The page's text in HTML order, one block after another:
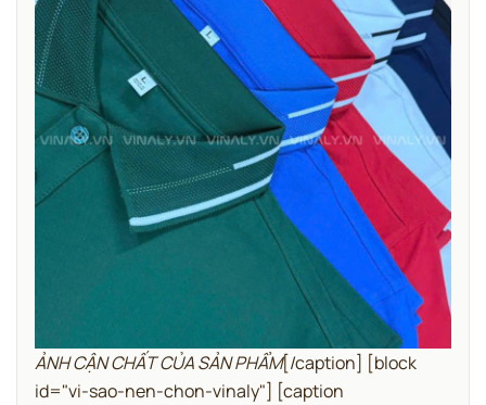
ẢNH CẬN CHẤT CỦA SẢN PHẨM[/caption] [block
id="vi-sao-nen-chon-vinaly"] [caption